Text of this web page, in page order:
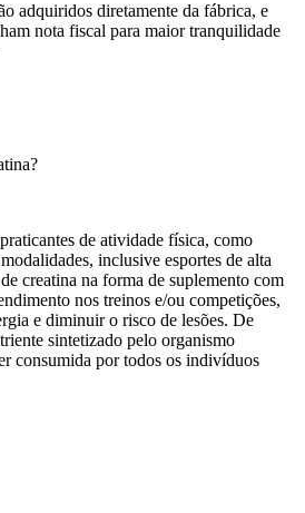
adquiridos diretamente da fábrica, e
nota fiscal para maior tranquilidade
de atividade física, como
inclusive esportes de alta
creatina na forma de suplemento com
nos treinos e/ou competições,
e diminuir o risco de lesões. De
sintetizado pelo organismo
consumida por todos os indivíduos